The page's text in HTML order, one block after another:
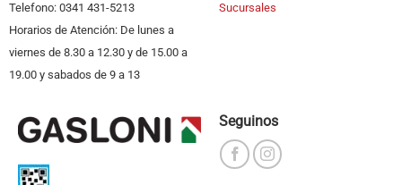
Telefono: 0341 431-5213
Horarios de Atención: De lunes a
viernes de 8.30 a 12.30 y de 15.00 a
19.00 y sabados de 9 a 13
Sucursales
Seguinos